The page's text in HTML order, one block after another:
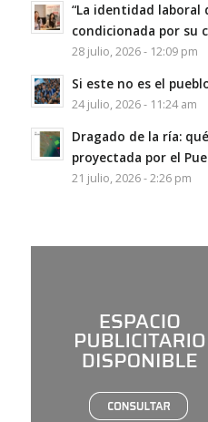
“La identidad laboral
condicionada por su
28 julio, 2026 - 12:09 pm
Si este no es el
24 julio, 2026 - 11:24 am
Dragado de la ría:
proyectada por el
21 julio, 2026 - 2:26 pm